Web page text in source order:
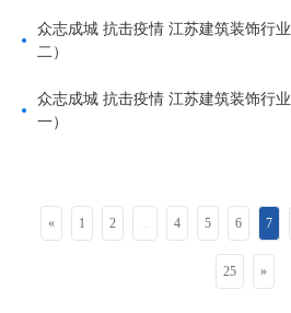
众志成城 抗击疫情 江苏建筑装饰行
二）
众志成城 抗击疫情 江苏建筑装饰行
一）
« 1 2 ... 4 5 6 7
25 »